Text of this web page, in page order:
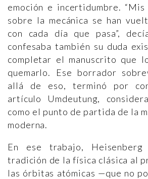
emoción e incertidumbre.
sobre la mecánica se han
con cada día que pasa”,
confesaba también su duda
completar el manuscrito que
quemarlo. Ese borrador
allá de eso, terminó por
artículo Umdeutung,
como el punto de partida de la
moderna.
En ese trabajo,
tradición de la física clásica al
las órbitas atómicas —que no